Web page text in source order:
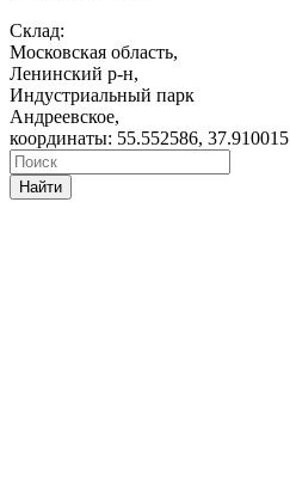
Склад:
Московская область,
Ленинский р-н,
Индустриальный парк
Андреевское,
координаты: 55.552586, 37.910015
Найти